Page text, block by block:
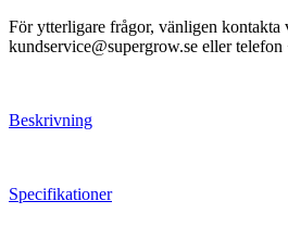
För ytterligare frågor, vänligen kontakta
kundservice@supergrow.se eller
Beskrivning
Specifikationer